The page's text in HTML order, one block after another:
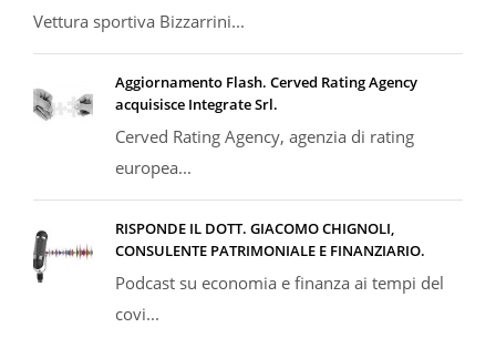
Vettura sportiva Bizzarrini...
Aggiornamento Flash. Cerved Rating Agency
acquisisce Integrate Srl.
Cerved Rating Agency, agenzia di rating
europea...
RISPONDE IL DOTT. GIACOMO CHIGNOLI,
CONSULENTE PATRIMONIALE E FINANZIARIO.
Podcast su economia e finanza ai tempi del
covi...